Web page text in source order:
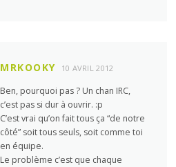
MRKOOKY 10 AVRIL 2012
Ben, pourquoi pas ? Un chan IRC,
c’est pas si dur à ouvrir. :p
C’est vrai qu’on fait tous ça “de notre
côté” soit tous seuls, soit comme toi
en équipe.
Le problème c’est que chaque